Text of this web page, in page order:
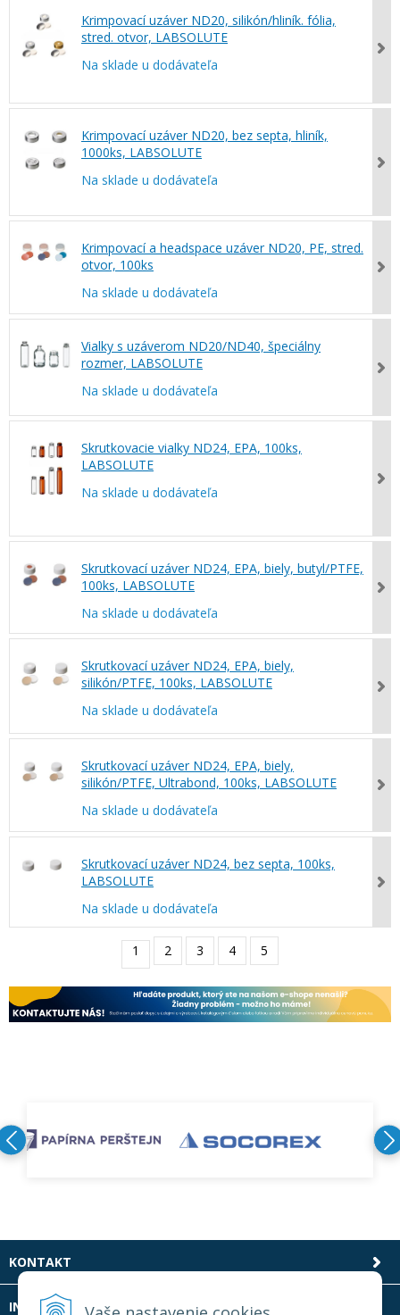
Krimpovací uzáver ND20, silikón/hliník. fólia,
stred. otvor, LABSOLUTE
Na sklade u dodávateľa
Krimpovací uzáver ND20, bez septa, hliník,
1000ks, LABSOLUTE
Na sklade u dodávateľa
Krimpovací a headspace uzáver ND20, PE, stred.
otvor, 100ks
Na sklade u dodávateľa
Vialky s uzáverom ND20/ND40, špeciálny
rozmer, LABSOLUTE
Na sklade u dodávateľa
Skrutkovacie vialky ND24, EPA, 100ks,
LABSOLUTE
Na sklade u dodávateľa
Skrutkovací uzáver ND24, EPA, biely, butyl/PTFE,
100ks, LABSOLUTE
Na sklade u dodávateľa
Skrutkovací uzáver ND24, EPA, biely,
silikón/PTFE, 100ks, LABSOLUTE
Na sklade u dodávateľa
Skrutkovací uzáver ND24, EPA, biely,
silikón/PTFE, Ultrabond, 100ks, LABSOLUTE
Na sklade u dodávateľa
Skrutkovací uzáver ND24, bez septa, 100ks,
LABSOLUTE
Na sklade u dodávateľa
1 2 3 4 5
KONTAKT
INFOLINKA